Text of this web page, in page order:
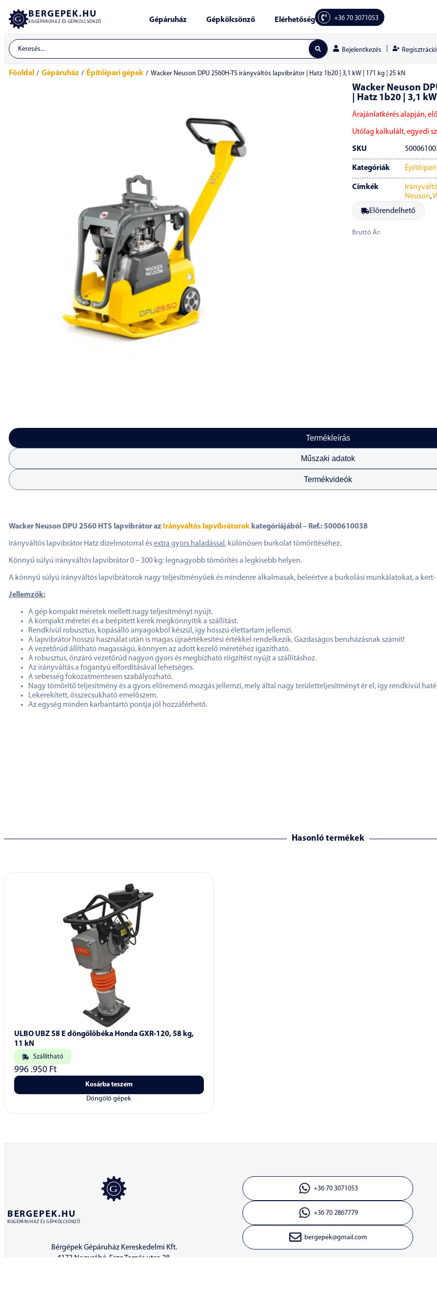
BERGEPEK.HU
KISGÉPÁRUHÁZ ÉS GÉPKÖLCSÖNZŐ Gépáruház Gépkölcsönző Elérhetőség +36 70 3071053
Bejelentkezés Regisztráció
Főoldal / Gépáruház / Építőipari gépek / Wacker Neuson DPU 2560H-TS irányváltós lapvibrátor | Hatz 1b20 | 3,1 kW | 171 kg | 25 kN
Wacker Neuson
| Hatz 1b20 | 3,1
Árajánlatkérés alapján,
Utólag kalkulált, egyedi
SKU
Kategóriák
Címkék
Neuson,
Előrendelhető
Bruttó Ár:
Termékleírás
Műszaki adatok
Termékvideók
Wacker Neuson DPU 2560 HTS lapvibrátor az Irányváltós lapvibrátorok kategóriájából – Ref.: 5000610038
Irányváltós lapvibrátor Hatz dízelmotorral ésextra gyors haladással , különösen burkolat tömörítéséhez.
Könnyű súlyú irányváltós lapvibrátor 0 – 300 kg: legnagyobb tömörítés a legkisebb helyen.
A könnyű súlyú irányváltós lapvibrátorok nagy teljesítményűek és mindenre alkalmasak, beleértve a burkolási munkálatokat, a
Jellemzők:
A gép kompakt méretek mellett nagy teljesítményt nyújt.
A kompakt méretei és a beépített kerek megkönnyítik a szállítást.
Rendkívül robusztus, kopásálló anyagokból készül, így hosszú élettartam jellemzi.
A lapvibrátor hosszú használat után is magas újraértékesítési értékkel rendelkezik. Gazdaságos beruházásnak számít!
A vezetőrúd állítható magasságú, könnyen az adott kezelő méretéhez igazítható.
A robusztus, önzáró vezetőrúd nagyon gyors és megbízható rögzítést nyújt a szállításhoz.
Az irányváltás a fogantyú elfordításával lehetséges.
A sebesség fokozatmentesen szabályozható.
Nagy tömörítő teljesítmény és a gyors előremenő mozgás jellemzi, mely által nagy területteljesítményt ér el, így rendkívül
Lekerekített, összecsukható emelőszem.
Az egység minden karbantartó pontja jól hozzáférhető.
Hasonló termékek
ULBO UBZ 58 E döngölőbéka Honda GXR-120, 58 kg,
11 kN
Szállítható
996 .950 Ft
Kosárba teszem
Döngölő gépek
BERGEPEK.HU
KISGÉPÁRUHÁZ ÉS GÉPKÖLCSÖNZŐ
Bérgépek Gépáruház Kereskedelmi Kft.
4173 Nagyrábé, Esze Tamás utca 28.
+36 70 3071053
+36 70 2867779
bergepek@gmail.com